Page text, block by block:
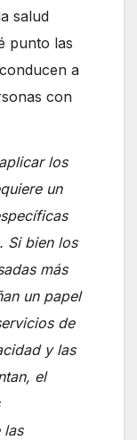
salud
punto las
a
con
los
un
Si bien los
más
un papel
de
y las
el
las